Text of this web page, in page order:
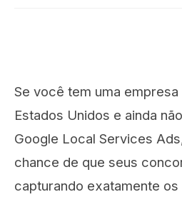
Se você tem uma
Estados Unidos e ainda
Google Local Services
chance de que seus
capturando exatamente